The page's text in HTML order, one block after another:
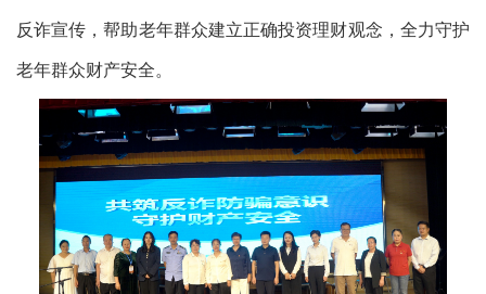
反诈宣传，帮助老年群众建立正确投资理财观念，全力守护
老年群众财产安全。